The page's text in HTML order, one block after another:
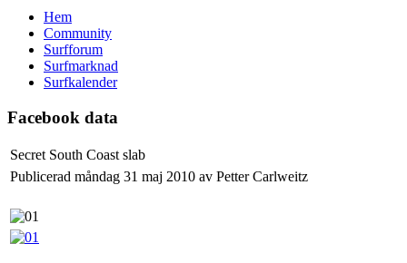
Hem
Community
Surfforum
Surfmarknad
Surfkalender
Facebook data
Secret South Coast slab
Publicerad måndag 31 maj 2010 av Petter Carlweitz